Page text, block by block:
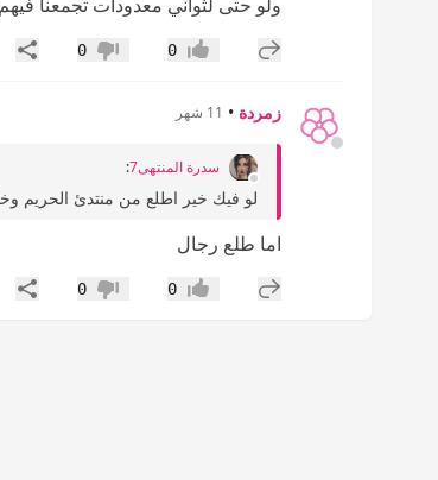
إضافة رد جديد
إعجاب0 عدم إعجاب
0
زمردة • 11 شهر
سدرة المنتهى7 :
لو فيك خير اطلع من منتدئ الحريم
اما طلع رجال
إضافة رد جديد
إعجاب0 عدم إعجاب
0